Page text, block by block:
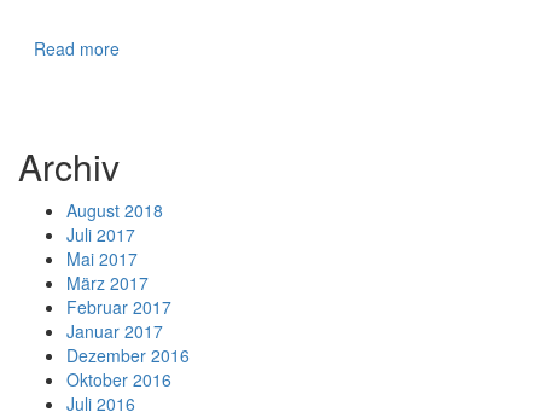
Read more
Archiv
August 2018
Juli 2017
Mai 2017
März 2017
Februar 2017
Januar 2017
Dezember 2016
Oktober 2016
Juli 2016